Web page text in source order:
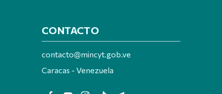
CONTACTO
contacto@mincyt.gob.ve
Caracas - Venezuela